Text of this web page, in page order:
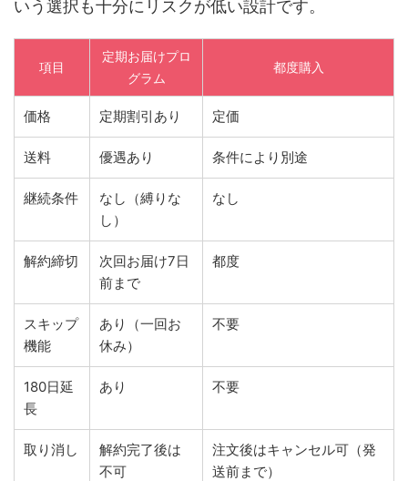
いう選択も十分にリスクが低い設計です。
項目
定期お届けプロ
グラム
都度購入
価格 定期割引あり 定価
送料 優遇あり 条件により別途
継続条件
なし（縛りな
し）
なし
解約締切
次回お届け7日
前まで
都度
スキップ
機能
あり（一回お
休み）
不要
180日延
長
あり 不要
取り消し
解約完了後は
不可
注文後はキャンセル可（発
送前まで）